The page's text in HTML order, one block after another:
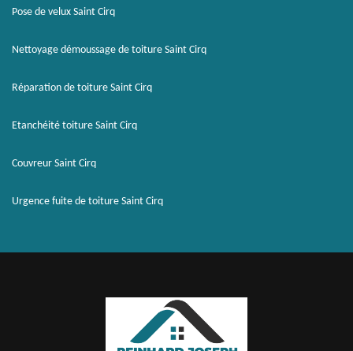
Pose de velux Saint Cirq
Nettoyage démoussage de toiture Saint Cirq
Réparation de toiture Saint Cirq
Etanchéité toiture Saint Cirq
Couvreur Saint Cirq
Urgence fuite de toiture Saint Cirq